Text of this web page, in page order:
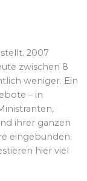
2007
zwischen 8
weniger. Ein
– in
ihrer ganzen
eingebunden.
hier viel